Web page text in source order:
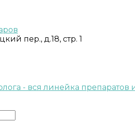
пер., д.18, стр. 1